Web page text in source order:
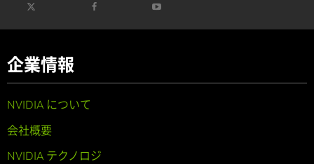
企業情報
NVIDIA について
会社概要
NVIDIA テクノロジ